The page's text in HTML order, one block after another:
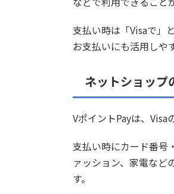
支払い時は「Visaで」
お支払いにも活用しや
ネットショップ
VポイントPayは、Visa
支払い時にカード番号
ァッション、家電など
す。